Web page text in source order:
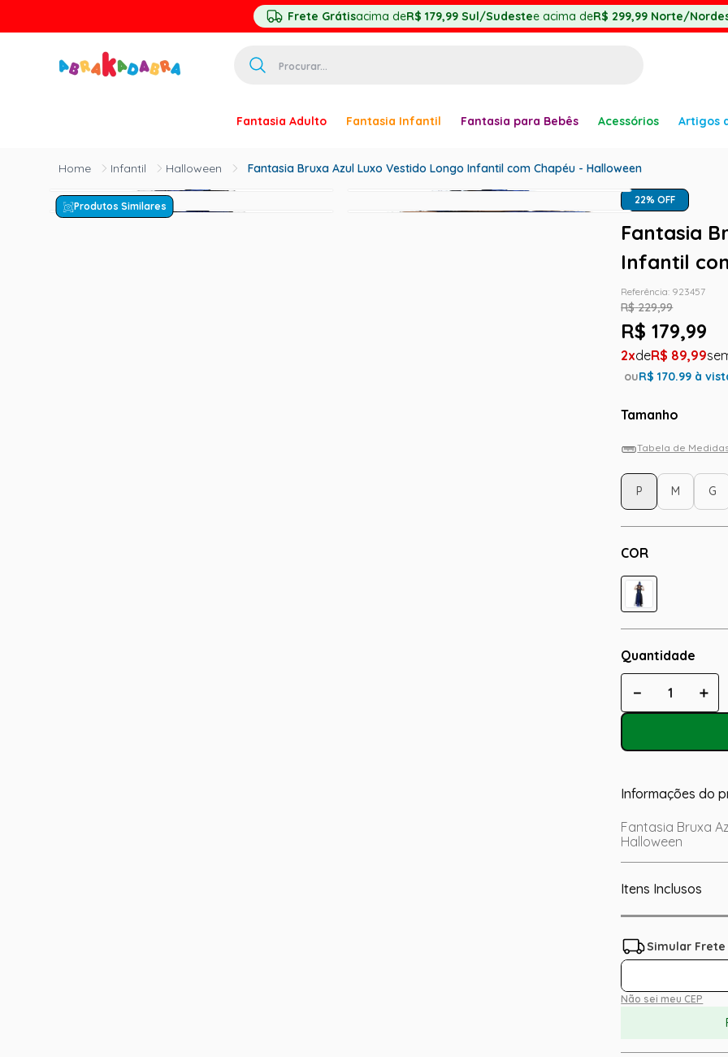
Frete Grátisacima deR$ 179,99 Sul/Sudestee acima deR$ 299,99 Norte/
Fantasia Adulto Fantasia Infantil Fantasia para Bebês Acessórios Artigos
Infantil Halloween Fantasia Bruxa Azul Luxo Vestido Longo Infantil com Chapéu - Halloween
Produtos Similares
22% OFF
Fantasia
Infantil
Referência: 923457
R$ 229,99
R$ 179,99
2 R$ 89,99
ouR$170.99 à
Tamanho
Tabela de
COR
P M G
Quantidade
＋
－
Informações do
Fantasia Bruxa
Halloween
Itens Inclusos
Não sei meu CEP
º
princesa